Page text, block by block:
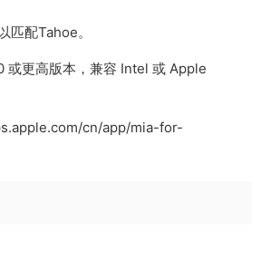
匹配Tahoe。
或更高版本，兼容 Intel 或 Apple
cn/app/mia-for-